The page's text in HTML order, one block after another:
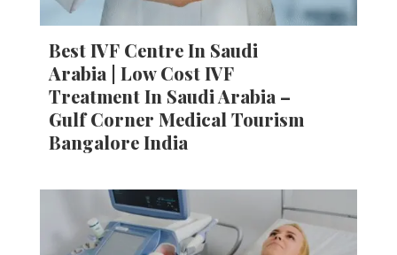
Best IVF Centre In Saudi
Arabia | Low Cost IVF
Treatment In Saudi Arabia –
Gulf Corner Medical Tourism
Bangalore India